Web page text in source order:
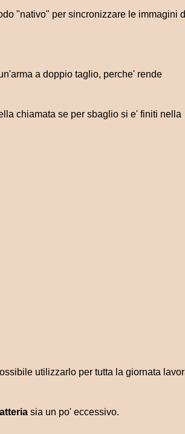
"nativo" per sincronizzare le immagini
a doppio taglio, perche' rende
chiamata se per sbaglio si e' finiti nella
utilizzarlo per tutta la giornata
sia un po' eccessivo.